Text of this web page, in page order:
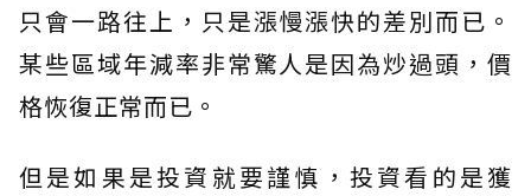
只會一路往上，只是漲慢漲快的差別而已。
某些區域年減率非常驚人是因為炒過頭，價
格恢復正常而已。
但是如果是投資就要謹慎，投資看的是獲